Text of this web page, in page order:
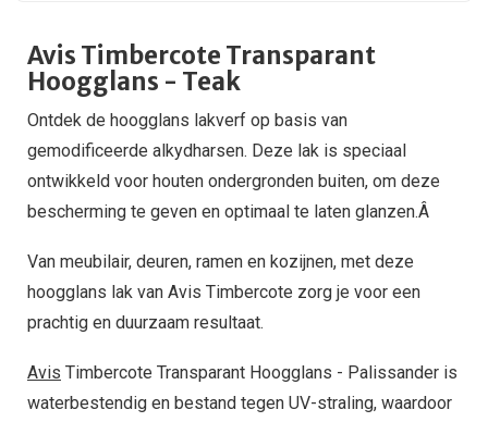
Avis Timbercote Transparant
Hoogglans - Teak
Ontdek de hoogglans lakverf op basis van
gemodificeerde alkydharsen. Deze lak is speciaal
ontwikkeld voor houten ondergronden buiten, om deze
bescherming te geven en optimaal te laten glanzen.Â
Van meubilair, deuren, ramen en kozijnen, met deze
hoogglans lak van Avis Timbercote zorg je voor een
prachtig en duurzaam resultaat.
Avis Timbercote Transparant Hoogglans - Palissander is
waterbestendig en bestand tegen UV-straling, waardoor